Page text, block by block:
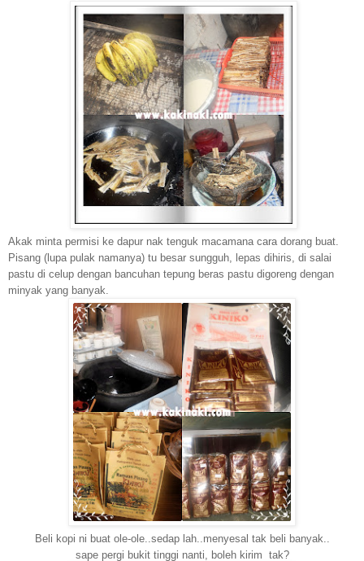
Akak minta permisi ke dapur nak tenguk macamana cara dorang buat.
Pisang (lupa pulak namanya) tu besar sungguh, lepas dihiris, di salai
pastu di celup dengan bancuhan tepung beras pastu digoreng dengan
minyak yang banyak.
Beli kopi ni buat ole-ole..sedap lah..menyesal tak beli banyak..
sape pergi bukit tinggi nanti, boleh kirim tak?